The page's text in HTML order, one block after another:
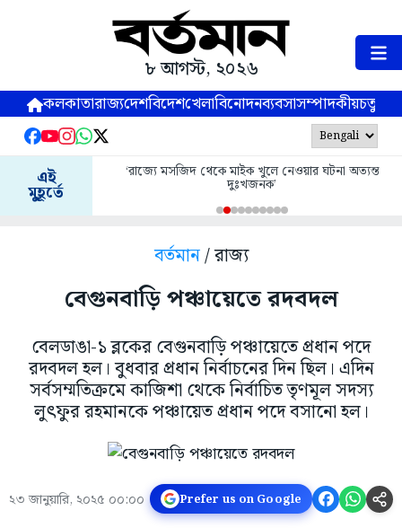
৮ আগস্ট, ২০২৬
কলকাতারাজ্যদেশবিদেশখেলাবিনোদনব্যবসাসম্পাদকীয়
এই
মুহূর্তে
‘রাজ্যে মসজিদ থেকে মাইক খুলে নেওয়ার ঘটনা অত্যন্ত
দুঃখজনক’
বর্তমান/ রাজ্য
বেগুনবাড়ি পঞ্চায়েতে রদবদল
বেলডাঙা-১ ব্লকের বেগুনবাড়ি পঞ্চায়েতে প্রধান পদে
রদবদল হল। বুধবার প্রধান নির্বাচনের দিন ছিল। এদিন
সর্বসম্মতিক্রমে কাজিশা থেকে নির্বাচিত তৃণমূল সদস্য
লুৎফুর রহমানকে পঞ্চায়েত প্রধান পদে বসানো হল।
২৩ জানুয়ারি, ২০২৫ ০০:০০ Prefer us on Google